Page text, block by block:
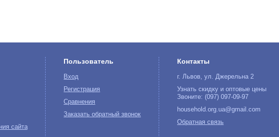
сайта
Пользователь
Вход
Регистрация
Сравнения
Заказать обратный звонок
Контакты
г. Львов, ул. Джерельна 2
Узнать скидку и оптовые цены
Звоните: (097) 097-09-97
household.org.ua@gmail.com
Обратная связь